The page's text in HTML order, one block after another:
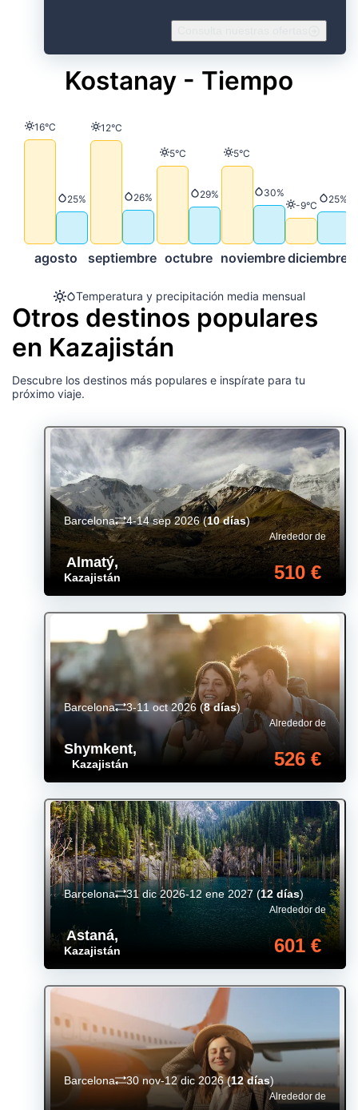
Kostanay - Tiempo
Temperatura y precipitación media mensual
agosto
Temperatura
16°C
Precipitación
25%
septiembre
Temperatura
12°C
Precipitación
26%
octubre
Temperatura
5°C
Precipitación
29%
noviembre
Temperatura
5°C
Precipitación
30%
diciembre
Temperatura
-9°C
25%
Otros destinos populares
en Kazajistán
Descubre los destinos más populares e inspírate para tu
próximo viaje.
Almatý,
Kazajistán
Alrededor de
510 €
Barcelona 4-14 sep 2026(10 días)
Shymkent,
Kazajistán
Alrededor de
526 €
Barcelona 3-11 oct 2026 (8 días)
Astaná,
Kazajistán
Alrededor de
601 €
Barcelona 31 dic 2026-12 ene 2027(12 días)
Alrededor de
Barcelona 30 nov-12 dic 2026(12 días)